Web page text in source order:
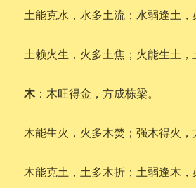
土能克水，水多土流；水弱逢土，
土赖火生，火多土焦；火能生土，
木：木旺得金，方成栋梁。
木能生火，火多木焚；强木得火，
木能克土，土多木折；土弱逢木，